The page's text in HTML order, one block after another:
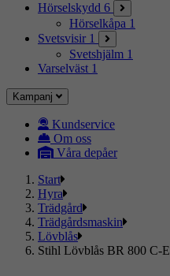
Hörselskydd 6
Hörselkåpa 1
Svetsvisir 1
Svetshjälm 1
Varselväst 1
Kampanj
Kundservice
Om oss
Våra depåer
Start
Hyra
Trädgård
Trädgårdsmaskin
Lövblås
Stihl Lövblås BR 800 C-E